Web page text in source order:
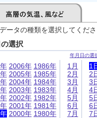
ータの種類を選択してくだ
選択
年月日の選
2006年
2005年
2004年
2003年
2002年
2001年
2000年
1986年
1985年
1984年
1983年
1982年
1981年
1980年
1月
2月
3月
4月
5月
6月
7月
1
2
3
4
5
6
7